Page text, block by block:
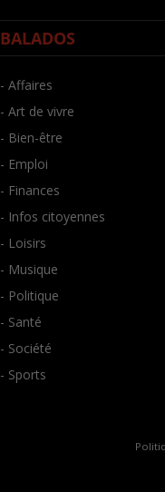
BALADOS
- Affaires
- Art de vivre
- Bien-être
- Emploi
- Finances
- Infos citoyennes
- Loisirs
- Musique
- Politique
- Santé
- Société
- Sports